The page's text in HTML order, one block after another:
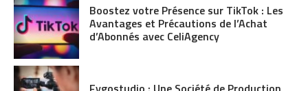
Boostez votre Présence sur TikTok : Les
Avantages et Précautions de l’Achat
d’Abonnés avec CeliAgency